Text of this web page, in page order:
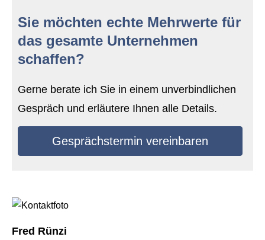
Sie möchten echte Mehrwerte für
das gesamte Unternehmen
schaffen?
Gerne berate ich Sie in einem unverbindlichen
Gespräch und erläutere Ihnen alle Details.
Gesprächstermin vereinbaren
Fred Rünzi